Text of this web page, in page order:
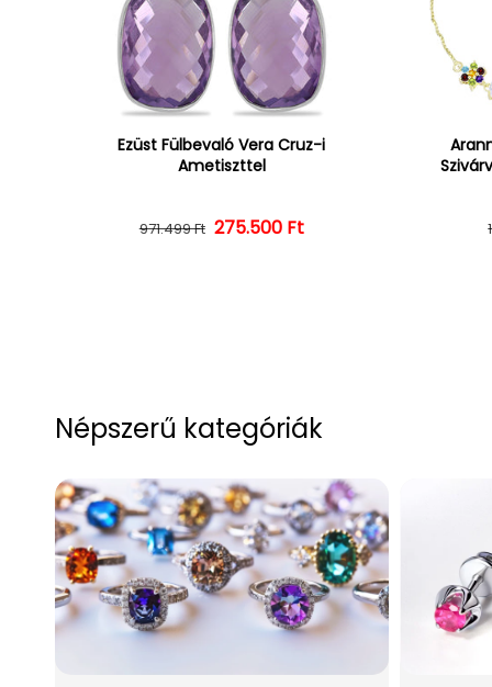
Ezüst Fülbevaló Vera Cruz-i
Ametiszttel
Normál ár
971.499 Ft Kedvezményes ár
275.500 Ft
Népszerű kategóriák